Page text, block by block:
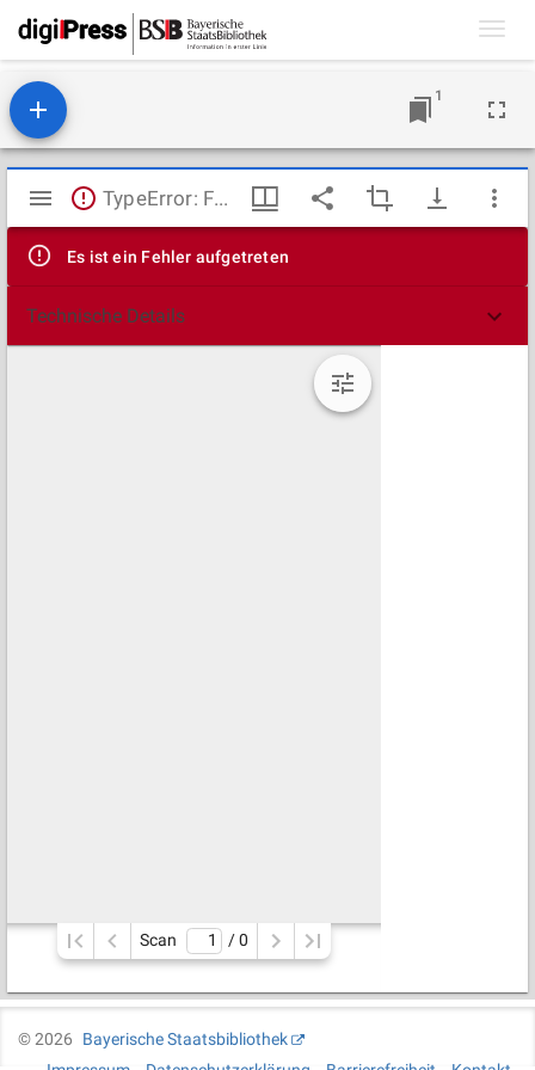
1
Mirador
Viewer
TypeError: Failed to fetch
Es ist ein Fehler aufgetreten
Technische Details
Scan / 0
©2026
Bayerische Staatsbibliothek